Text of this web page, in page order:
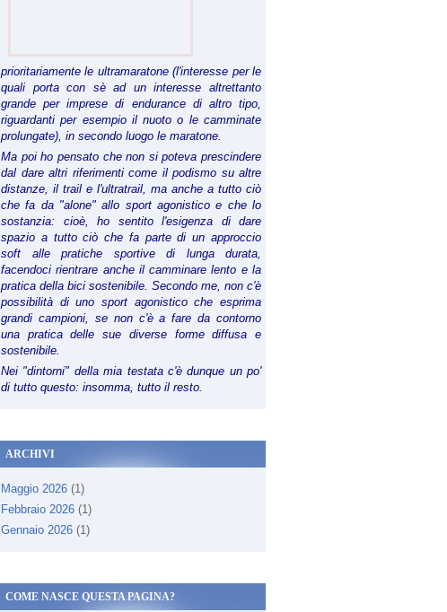
prioritariamente le ultramaratone (l'interesse per le
quali porta con sè ad un interesse altrettanto
grande per imprese di endurance di altro tipo,
riguardanti per esempio il nuoto o le camminate
prolungate), in secondo luogo le maratone.
Ma poi ho pensato che non si poteva prescindere
dal dare altri riferimenti come il podismo su altre
distanze, il trail e l'ultratrail, ma anche a tutto ciò
che fa da "alone" allo sport agonistico e che lo
sostanzia: cioè, ho sentito l'esigenza di dare
spazio a tutto ciò che fa parte di un approccio
soft alle pratiche sportive di lunga durata,
facendoci rientrare anche il camminare lento e la
pratica della bici sostenibile. Secondo me, non c'è
possibilità di uno sport agonistico che esprima
grandi campioni, se non c'è a fare da contorno
una pratica delle sue diverse forme diffusa e
sostenibile.
Nei "dintorni" della mia testata c'è dunque un po'
di tutto questo: insomma, tutto il resto.
ARCHIVI
Maggio 2026 (1)
Febbraio 2026 (1)
Gennaio 2026 (1)
COME NASCE QUESTA PAGINA?